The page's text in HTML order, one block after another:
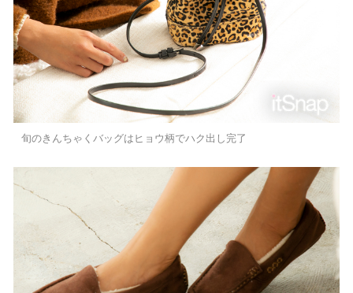
旬のきんちゃくバッグはヒョウ柄でハク出し完了